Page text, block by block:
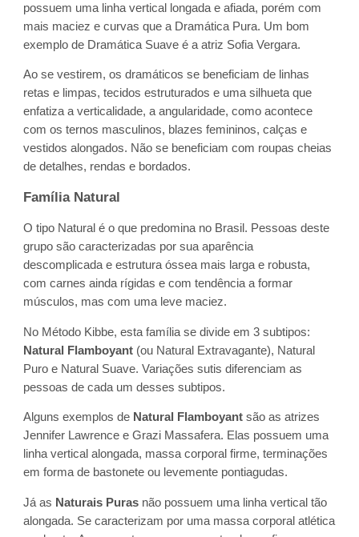
possuem uma linha vertical longada e afiada, porém com
mais maciez e curvas que a Dramática Pura. Um bom
exemplo de Dramática Suave é a atriz Sofia Vergara.
Ao se vestirem, os dramáticos se beneficiam de linhas
retas e limpas, tecidos estruturados e uma silhueta que
enfatiza a verticalidade, a angularidade, como acontece
com os ternos masculinos, blazes femininos, calças e
vestidos alongados. Não se beneficiam com roupas cheias
de detalhes, rendas e bordados.
Família Natural
O tipo Natural é o que predomina no Brasil. Pessoas deste
grupo são caracterizadas por sua aparência
descomplicada e estrutura óssea mais larga e robusta,
com carnes ainda rígidas e com tendência a formar
músculos, mas com uma leve maciez.
No Método Kibbe, esta família se divide em 3 subtipos:
Natural Flamboyant (ou Natural Extravagante), Natural
Puro e Natural Suave. Variações sutis diferenciam as
pessoas de cada um desses subtipos.
Alguns exemplos de Natural Flamboyant são as atrizes
Jennifer Lawrence e Grazi Massafera. Elas possuem uma
linha vertical alongada, massa corporal firme, terminações
em forma de bastonete ou levemente pontiagudas.
Já as Naturais Puras não possuem uma linha vertical tão
alongada. Se caracterizam por uma massa corporal atlética